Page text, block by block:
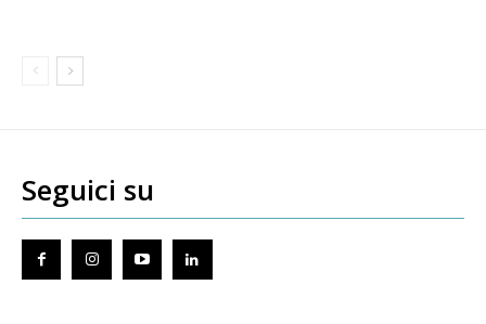
Seguici su